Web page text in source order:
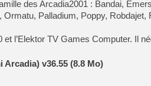
des Arcadia2001 : Bandai,
Palladium, Poppy, Robdajet,
et l’Elektor TV Games Computer. Il
v36.55 (8.8 Mo)